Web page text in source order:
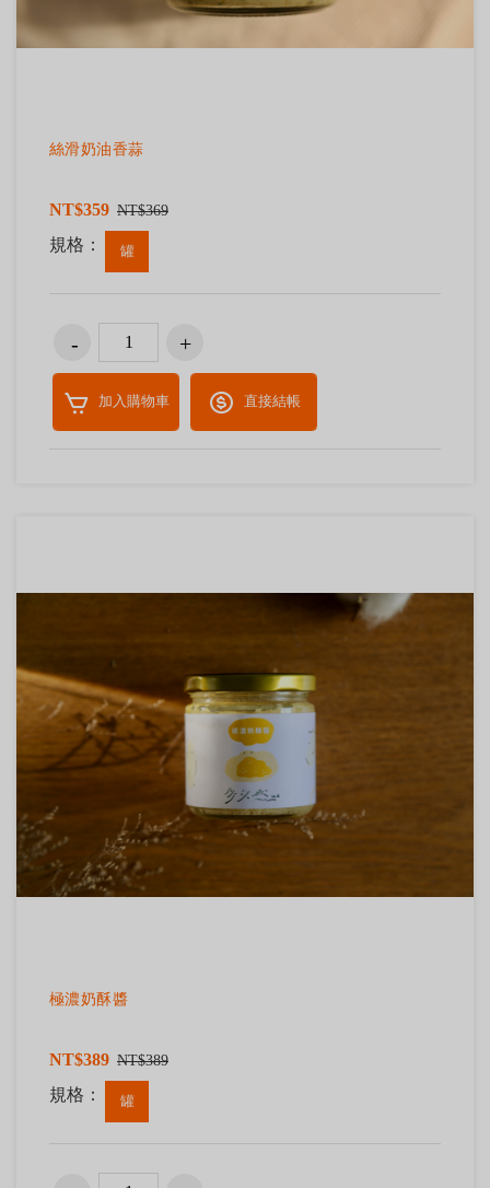
絲滑奶油香蒜
NT$359 NT$369
規格： 罐
加入購物車 直接結帳
極濃奶酥醬
NT$389 NT$389
規格： 罐